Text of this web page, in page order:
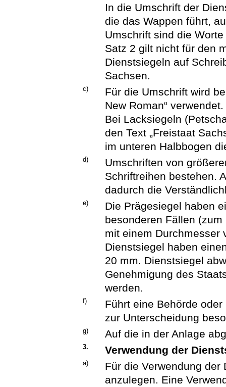
In die Umschrift der
die das Wappen führt,
Umschrift sind die
Satz 2 gilt nicht für den
Dienstsiegeln auf
Sachsen.
c)
Für die Umschrift wird
New Roman“ verwendet.
Bei Lacksiegeln
den Text „Freistaat
im unteren Halbbogen
d)
Umschriften von
Schriftreihen bestehen.
dadurch die
e)
Die Prägesiegel haben
besonderen Fällen
mit einem Durchmesser
Dienstsiegel haben
20 mm. Dienstsiegel
Genehmigung des
werden.
f)
Führt eine Behörde
zur Unterscheidung
g) Auf die in der Anlage
3. Verwendung der
a)
Für die Verwendung
anzulegen. Eine